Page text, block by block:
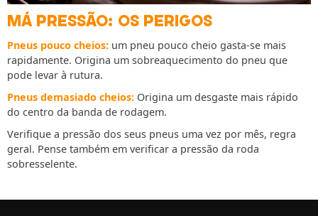
MÁ PRESSÃO: OS PERIGOS
Pneus pouco cheios: um pneu pouco cheio gasta-se mais
rapidamente. Origina um sobreaquecimento do pneu que
pode levar à rutura.
Pneus demasiado cheios: Origina um desgaste mais rápido
do centro da banda de rodagem.
Verifique a pressão dos seus pneus uma vez por mês, regra
geral. Pense também em verificar a pressão da roda
sobresselente.